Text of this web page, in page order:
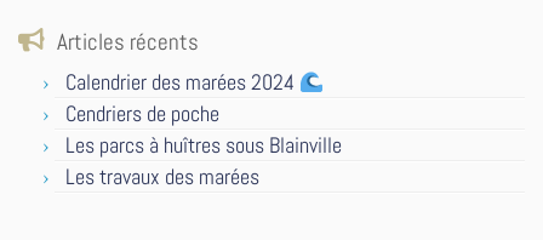
Articles récents
Calendrier des marées 2024
Cendriers de poche
Les parcs à huîtres sous Blainville
Les travaux des marées